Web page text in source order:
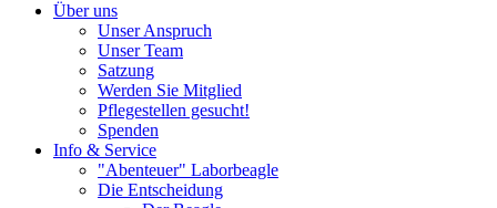
Über uns
Unser Anspruch
Unser Team
Satzung
Werden Sie Mitglied
Pflegestellen gesucht!
Spenden
Info & Service
"Abenteuer" Laborbeagle
Die Entscheidung